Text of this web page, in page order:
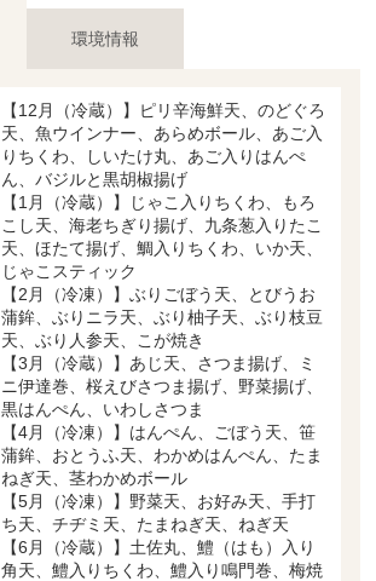
環境情報
【12月（冷蔵）】ピリ辛海鮮天、のどぐろ
天、魚ウインナー、あらめボール、あご入
りちくわ、しいたけ丸、あご入りはんぺ
ん、バジルと黒胡椒揚げ
【1月（冷蔵）】じゃこ入りちくわ、もろ
こし天、海老ちぎり揚げ、九条葱入りたこ
天、ほたて揚げ、鯛入りちくわ、いか天、
じゃこスティック
【2月（冷凍）】ぶりごぼう天、とびうお
蒲鉾、ぶりニラ天、ぶり柚子天、ぶり枝豆
天、ぶり人参天、こが焼き
【3月（冷蔵）】あじ天、さつま揚げ、ミ
ニ伊達巻、桜えびさつま揚げ、野菜揚げ、
黒はんぺん、いわしさつま
【4月（冷凍）】はんぺん、ごぼう天、笹
蒲鉾、おとうふ天、わかめはんぺん、たま
ねぎ天、茎わかめボール
【5月（冷凍）】野菜天、お好み天、手打
ち天、チヂミ天、たまねぎ天、ねぎ天
【6月（冷蔵）】土佐丸、鱧（はも）入り
角天、鱧入りちくわ、鱧入り鳴門巻、梅焼